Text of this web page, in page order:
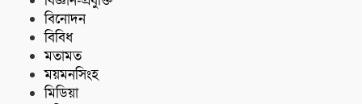
বিনোদন
বিবিধ
মতামত
ময়মনসিংহ
মিডিয়া